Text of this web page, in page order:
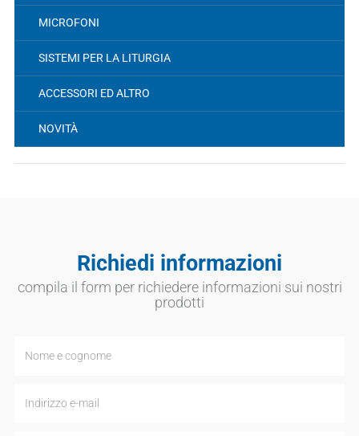
MICROFONI
SISTEMI PER LA LITURGIA
ACCESSORI ED ALTRO
NOVITÀ
Richiedi informazioni
compila il form per richiedere informazioni sui nostri
prodotti